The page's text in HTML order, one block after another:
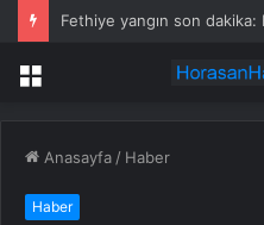
Menü
Anasayfa / Haber
Haber